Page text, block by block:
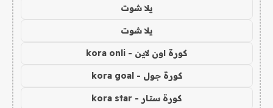
يلا شوت
يلا شوت
كورة اون لاين - kora onli
كورة جول - kora goal
كورة ستار - kora star